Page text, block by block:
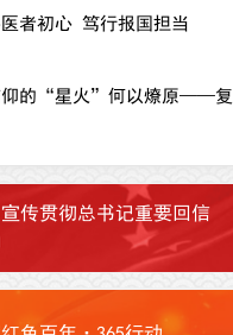
医者初心 笃行报国担当
仰的“星火”何以燎原——复
传贯彻总书记重要回信